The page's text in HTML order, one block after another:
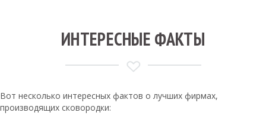
ИНТЕРЕСНЫЕ ФАКТЫ
Вот несколько интересных фактов о лучших фирмах,
производящих сковородки: